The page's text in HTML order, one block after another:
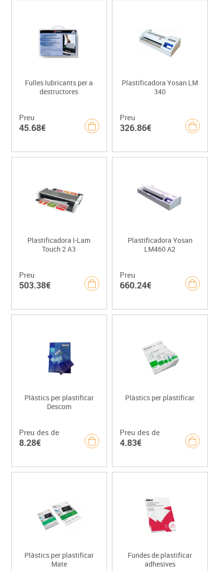
Fulles lubricants per a
destructores
Preu
45.68€
Plastificadora Yosan LM
340
Preu
326.86€
Plastificadora I-Lam
Touch 2 A3
Preu
503.38€
Plastificadora Yosan
LM460 A2
Preu
660.24€
Plàstics per plastificar
Descom
Preu des de
8.28€
Plàstics per plastificar
Preu des de
4.83€
Plàstics per plastificar
Mate
Fundes de plastificar
adhesives